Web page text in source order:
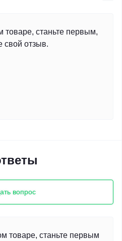
товаре, станьте первым,
свой отзыв.
вопрос
товаре, станьте первым